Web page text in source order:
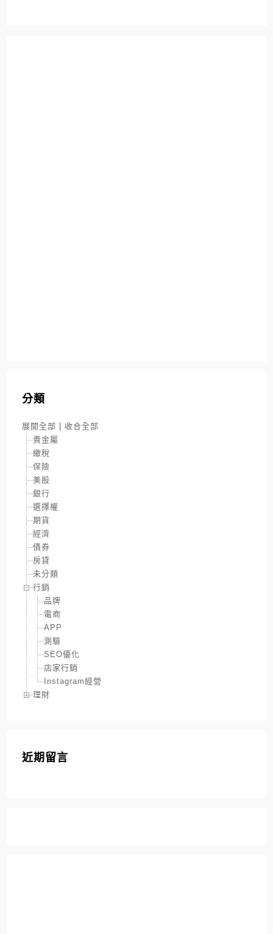
分類
展開全部
收合全部
貴金屬
繳稅
保險
美股
銀行
選擇權
期貨
經濟
債券
房貸
未分類
行銷
品牌
電商
APP
測驗
SEO優化
店家行銷
Instagram經營
理財
近期留言